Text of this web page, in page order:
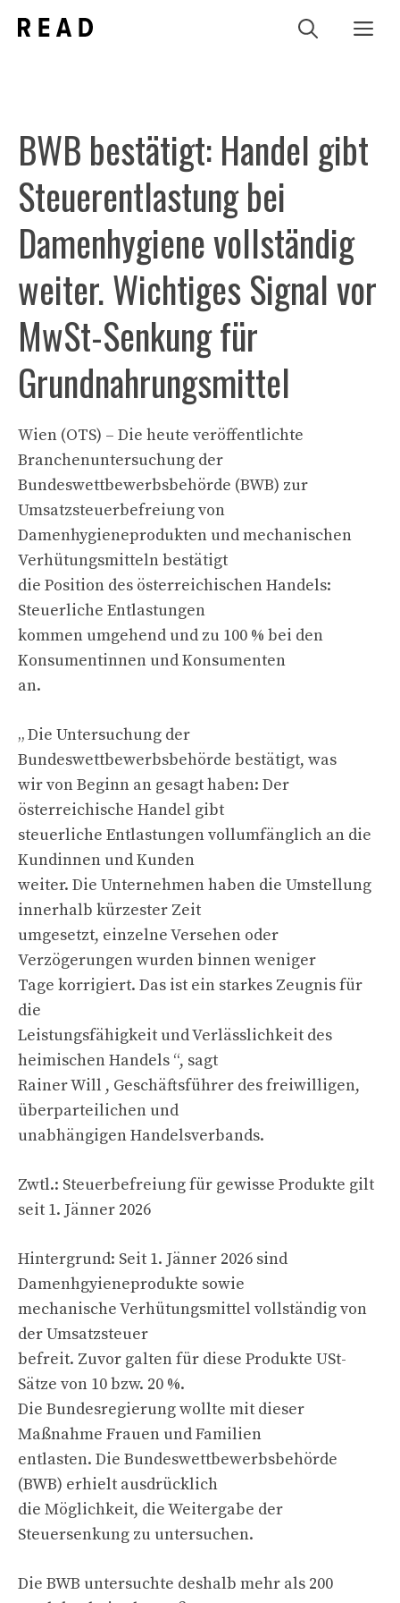
Inhalt
BWB bestätigt: Handel gibt
Steuerentlastung bei
Damenhygiene vollständig
weiter. Wichtiges Signal vor
MwSt-Senkung für
Grundnahrungsmittel
Wien (OTS) – Die heute veröffentlichte
Branchenuntersuchung der
Bundeswettbewerbsbehörde (BWB) zur
Umsatzsteuerbefreiung von
Damenhygieneprodukten und mechanischen
Verhütungsmitteln bestätigt
die Position des österreichischen Handels:
Steuerliche Entlastungen
kommen umgehend und zu 100 % bei den
Konsumentinnen und Konsumenten
an.
„ Die Untersuchung der
Bundeswettbewerbsbehörde bestätigt, was
wir von Beginn an gesagt haben: Der
österreichische Handel gibt
steuerliche Entlastungen vollumfänglich an die
Kundinnen und Kunden
weiter. Die Unternehmen haben die Umstellung
innerhalb kürzester Zeit
umgesetzt, einzelne Versehen oder
Verzögerungen wurden binnen weniger
Tage korrigiert. Das ist ein starkes Zeugnis für
die
Leistungsfähigkeit und Verlässlichkeit des
heimischen Handels “, sagt
Rainer Will , Geschäftsführer des freiwilligen,
überparteilichen und
unabhängigen Handelsverbands.
Zwtl.: Steuerbefreiung für gewisse Produkte gilt
seit 1. Jänner 2026
Hintergrund: Seit 1. Jänner 2026 sind
Damenhgyieneprodukte sowie
mechanische Verhütungsmittel vollständig von
der Umsatzsteuer
befreit. Zuvor galten für diese Produkte USt-
Sätze von 10 bzw. 20 %.
Die Bundesregierung wollte mit dieser
Maßnahme Frauen und Familien
entlasten. Die Bundeswettbewerbsbehörde
(BWB) erhielt ausdrücklich
die Möglichkeit, die Weitergabe der
Steuersenkung zu untersuchen.
Die BWB untersuchte deshalb mehr als 200